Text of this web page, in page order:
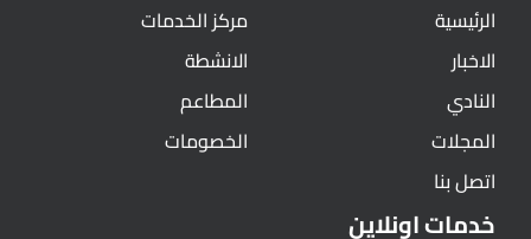
الرئيسية
الاخبار
النادي
المجلات
اتصل بنا
مركز الخدمات
الانشطة
المطاعم
الخصومات
خدمات اونلاين